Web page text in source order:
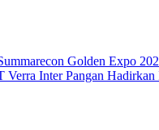
Golden Expo
Inter Pangan